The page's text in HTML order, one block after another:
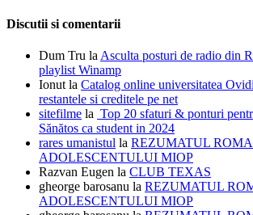
Discutii si comentarii
Dum Tru la Asculta posturi de radio din
playlist Winamp
Ionut la Catalog online universitatea
restantele si creditele pe net
sitefilme la Top 20 sfaturi & ponturi
Sănătos ca student in 2024
rares umanistul la REZUMATUL
ADOLESCENTULUI MIOP
Razvan Eugen la CLUB TEXAS
gheorge barosanu la REZUMATUL
ADOLESCENTULUI MIOP